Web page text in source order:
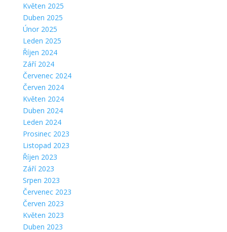
Květen 2025
Duben 2025
Únor 2025
Leden 2025
Říjen 2024
Září 2024
Červenec 2024
Červen 2024
Květen 2024
Duben 2024
Leden 2024
Prosinec 2023
Listopad 2023
Říjen 2023
Září 2023
Srpen 2023
Červenec 2023
Červen 2023
Květen 2023
Duben 2023